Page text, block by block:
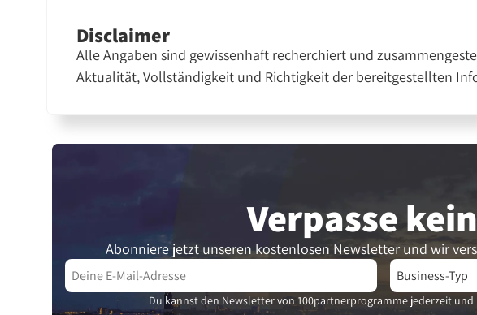
Disclaimer
Alle Angaben sind gewissenhaft recherchiert und
Aktualität, Vollständigkeit und Richtigkeit der bereitgestellten
Verpasse
Abonniere jetzt unseren kostenlosen Newsletter und wir
Du kannst den Newsletter von 100partnerprogramme jederzeit